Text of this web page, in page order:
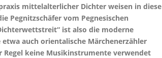
mittelalterlicher Dichter weisen in diese
Pegnitzschäfer vom Pegnesischen
ist also die moderne
auch orientalische Märchenerzähler
keine Musikinstrumente verwendet